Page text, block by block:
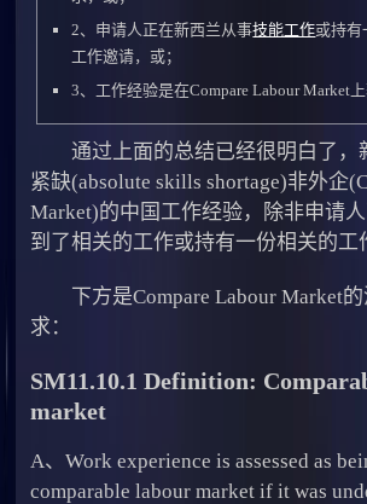
2、申请人正在新西兰从事技能工作或持有
工作邀请，或；
3、工作经验是在Compare Labour Market上
通过上面的总结已经很明白了，
紧缺(absolute skills shortage)非外企
Market)的中国工作经验，除非申请
到了相关的工作或持有一份相关的工
下方是Compare Labour Market的
求：
SM11.10.1 Definition:
market
A、Work experience is assessed as
comparable labour market if it was